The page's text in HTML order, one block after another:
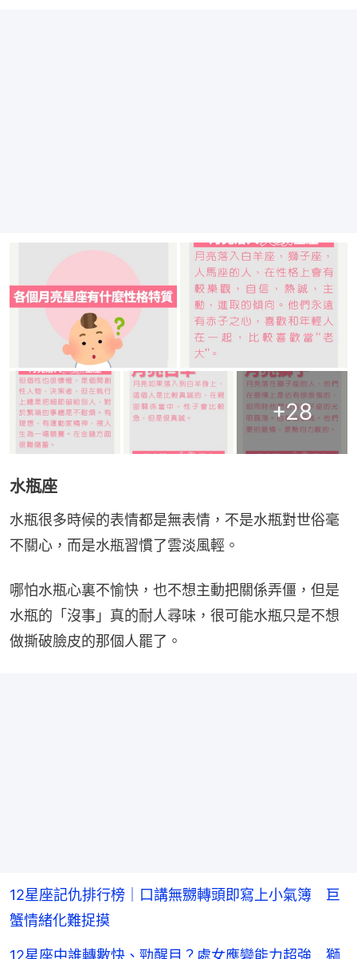
+28
水瓶座
水瓶很多時候的表情都是無表情，不是水瓶對世俗毫
不關心，而是水瓶習慣了雲淡風輕。
哪怕水瓶心裏不愉快，也不想主動把關係弄僵，但是
水瓶的「沒事」真的耐人尋味，很可能水瓶只是不想
做撕破臉皮的那個人罷了。
12星座記仇排行榜｜口講無嬲轉頭即寫上小氣簿 巨
蟹情緒化難捉摸
12星座中誰轉數快、勁醒目？處女應變能力超強 獅